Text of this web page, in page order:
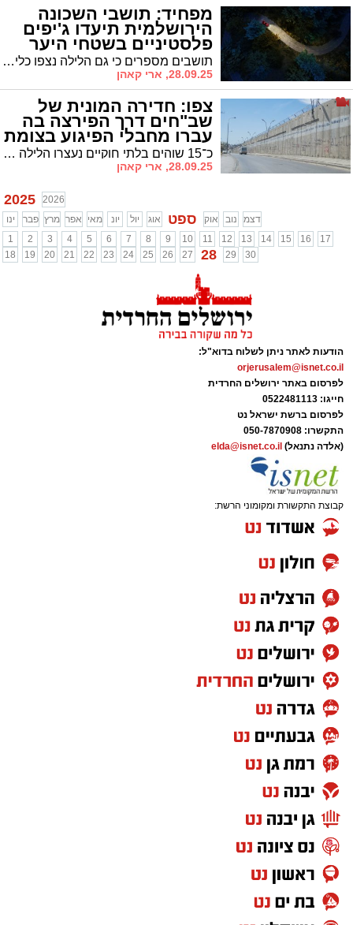
מפחיד: תושבי השכונה
הירושלמית תיעדו ג'יפים
פלסטיניים בשטחי היער
הסמוך | צפו תושבים מספרים כי גם הלילה נצפו כלי רכב חשודים נוסעים בין הרחוב לשטחי הכפר ממול • הציבור נקרא להמשיך ולדווח למוקד 100
28.09.25, ארי קאהן
צפו: חדירה המונית של
שב"חים דרך הפירצה בה
עברו מחבלי הפיגוע בצומת
רמות כ־15 שוהים בלתי חוקיים נעצרו הלילה בנקודה הרגישה דרכה חדרו מחבלי הפיגוע בצומת רמות
28.09.25, ארי קאהן
2025
2026
ינו
פבר מרץ אפר מאי יונ יול אוג ספט אוק נוב
דצמ
1
2 3 4 5 6 7 8 9 10 11 12 13 14 15 16
17
18
19 20 21 22 23 24 25 26 27 28 29 30
הודעות לאתר ניתן לשלוח בדוא"ל:
orjerusalem@isnet.co.il
לפרסום באתר ירושלים החרדית
חייגו: 0522481113
לפרסום ברשת ישראל נט
התקשרו: 050-7870908
(אלדה נתנאל) elda@isnet.co.il
קבוצת התקשורת ומקומוני הרשת: